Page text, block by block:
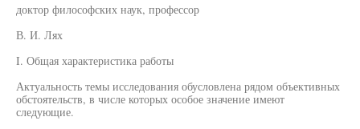
доктор философских наук, профессор
В. И. Лях
I. Общая характеристика работы
Актуальность темы исследования обусловлена рядом объективных
обстоятельств, в числе которых особое значение имеют
следующие.